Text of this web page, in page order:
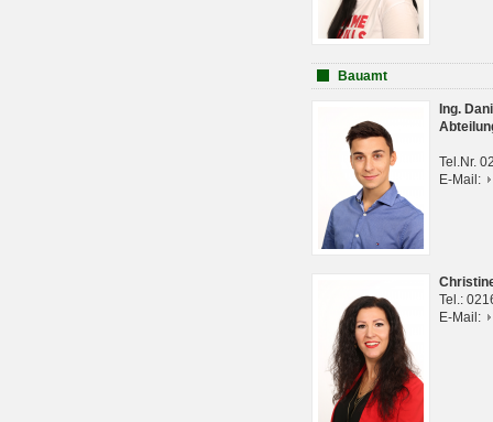
Bauamt
Ing.
Tel.Nr.
E-Mail:
Tel.:
E-Mail: